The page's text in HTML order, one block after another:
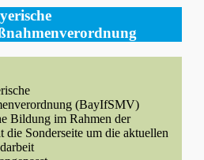
(BayIfSMV)
Bildung im Rahmen der
die Sonderseite um die aktuellen